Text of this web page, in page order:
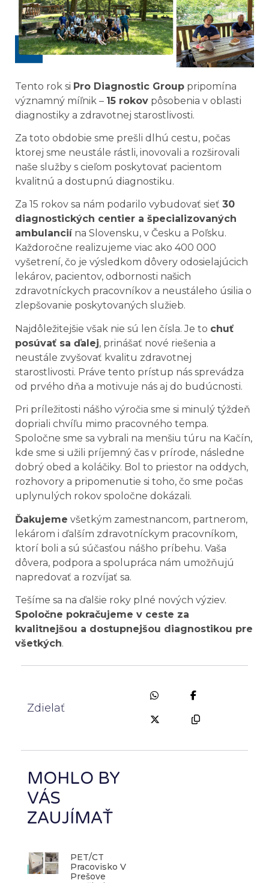
Tento rok si Pro Diagnostic Group pripomína
významný míľnik – 15 rokov pôsobenia v oblasti
diagnostiky a zdravotnej starostlivosti.
Za toto obdobie sme prešli dlhú cestu, počas
ktorej sme neustále rástli, inovovali a rozširovali
naše služby s cieľom poskytovať pacientom
kvalitnú a dostupnú diagnostiku.
Za 15 rokov sa nám podarilo vybudovať sieť 30
diagnostických centier a špecializovaných
ambulanciína Slovensku, v Česku a Poľsku.
Každoročne realizujeme viac ako 400 000
vyšetrení, čo je výsledkom dôvery odosielajúcich
lekárov, pacientov, odbornosti našich
zdravotníckych pracovníkov a neustáleho úsilia o
zlepšovanie poskytovaných služieb.
Najdôležitejšie však nie sú len čísla. Je to chuť
posúvať sa ďalej, prinášať nové riešenia a
neustále zvyšovať kvalitu zdravotnej
starostlivosti. Práve tento prístup nás sprevádza
od prvého dňa a motivuje nás aj do budúcnosti.
Pri príležitosti nášho výročia sme si minulý týždeň
dopriali chvíľu mimo pracovného tempa.
Spoločne sme sa vybrali na menšiu túru na Kačín,
kde sme si užili príjemný čas v prírode, následne
dobrý obed a koláčiky. Bol to priestor na oddych,
rozhovory a pripomenutie si toho, čo sme počas
uplynulých rokov spoločne dokázali.
Ďakujeme všetkým zamestnancom, partnerom,
lekárom i ďalším zdravotníckym pracovníkom,
ktorí boli a sú súčasťou nášho príbehu. Vaša
dôvera, podpora a spolupráca nám umožňujú
napredovať a rozvíjať sa.
Tešíme sa na ďalšie roky plné nových výziev.
Spoločne pokračujeme v ceste za
kvalitnejšou a dostupnejšou diagnostikou pre
všetkých.
Zdielať
MOHLO BY
VÁS
ZAUJÍMAŤ
PET/CT
Pracovisko V
Prešove